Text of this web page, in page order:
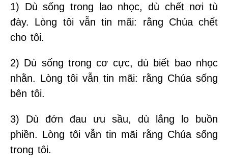
1) Dù sống trong lao nhọc, dù chết nơi tù
đày. Lòng tôi vẫn tin mãi: rằng Chúa chết
cho tôi.
2) Dù sống trong cơ cực, dù biết bao nhọc
nhằn. Lòng tôi vẫn tin mãi: rằng Chúa sống
bên tôi.
3) Dù đớn đau ưu sầu, dù lắng lo buồn
phiền. Lòng tôi vẫn tin mãi rằng Chúa sống
trong tôi.